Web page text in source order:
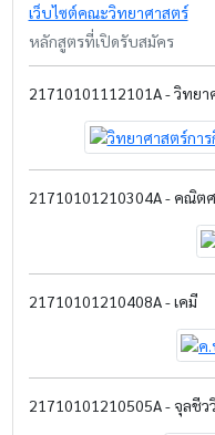
เว็บไซต์คณะวิทยาศาสตร์
หลักสูตรที่เปิดรับสมัคร
21710101112101A - วิทย
21710101210304A - คณิต
21710101210408A - เคมี
21710101210505A - จุลชีว